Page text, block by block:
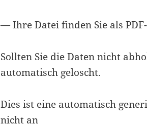
— Ihre Datei finden Sie als
Sollten Sie die Daten nicht
automatisch geloscht.
Dies ist eine automatisch
nicht an